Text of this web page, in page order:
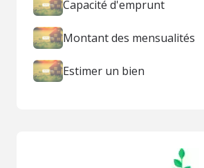
Capacité d'emprunt
Montant des mensualités
Estimer un bien